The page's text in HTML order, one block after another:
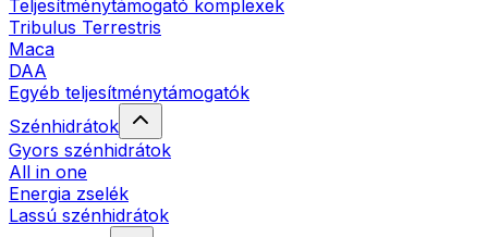
Teljesítménytámogató komplexek
Tribulus Terrestris
Maca
DAA
Egyéb teljesítménytámogatók
Szénhidrátok
Gyors szénhidrátok
All in one
Energia zselék
Lassú szénhidrátok